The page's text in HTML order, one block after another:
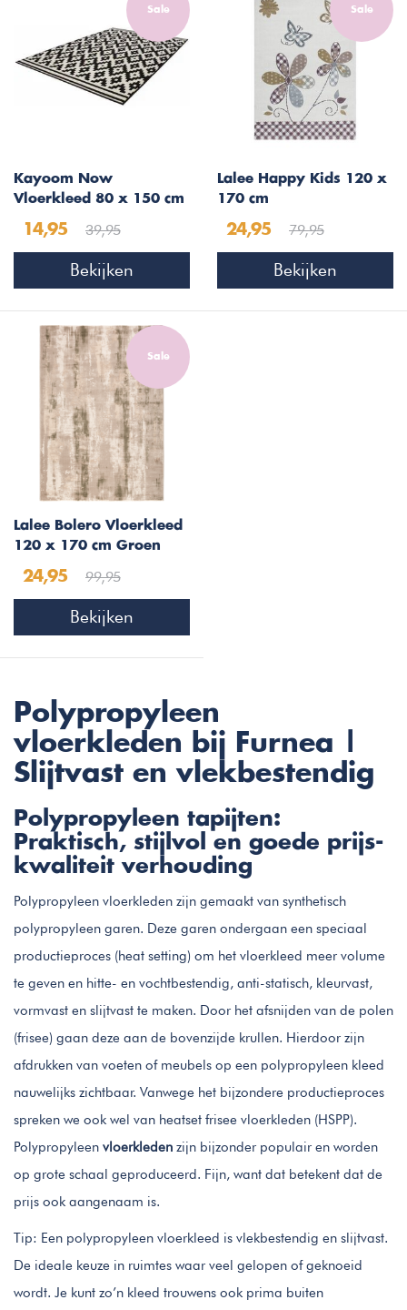
Sale
Kayoom Now
Vloerkleed 80 x 150 cm
14,95 39,95
Bekijken
Sale
Lalee Happy Kids 120 x
170 cm
Bloemen
24,95 79,95
Bekijken
Sale
Lalee Bolero Vloerkleed
120 x 170 cm Groen
24,95 99,95
Bekijken
Polypropyleen
vloerkleden bij Furnea |
Slijtvast en vlekbestendig
Polypropyleen tapijten:
Praktisch, stijlvol en goede prijs-
kwaliteit verhouding
Polypropyleen vloerkleden zijn gemaakt van synthetisch
polypropyleen garen. Deze garen ondergaan een speciaal
productieproces (heat setting) om het vloerkleed meer volume
te geven en hitte- en vochtbestendig, anti-statisch, kleurvast,
vormvast en slijtvast te maken. Door het afsnijden van de polen
(frisee) gaan deze aan de bovenzijde krullen. Hierdoor zijn
afdrukken van voeten of meubels op een polypropyleen kleed
nauwelijks zichtbaar. Vanwege het bijzondere productieproces
spreken we ook wel van heatset frisee vloerkleden (HSPP).
Polypropyleen vloerkleden zijn bijzonder populair en worden
op grote schaal geproduceerd. Fijn, want dat betekent dat de
prijs ook aangenaam is.
Tip: Een polypropyleen vloerkleed is vlekbestendig en slijtvast.
De ideale keuze in ruimtes waar veel gelopen of geknoeid
wordt. Je kunt zo’n kleed trouwens ook prima buiten